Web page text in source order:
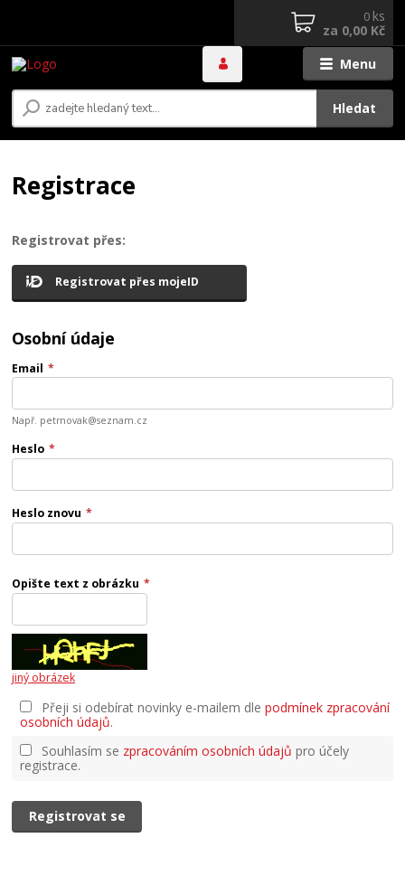
Menu
Hledat
0 ks
za 0,00 Kč
Registrace
Registrovat přes:
Registrovat přes mojeID
Osobní údaje
Email *
Např. petrnovak@seznam.cz
Heslo *
Heslo znovu *
Opište text z obrázku *
jiný obrázek
Přeji si odebírat novinky e-mailem dle podmínek zpracování
osobních údajů.
Souhlasím se zpracováním osobních údajů pro účely
registrace.
Registrovat se